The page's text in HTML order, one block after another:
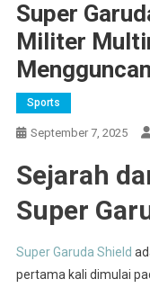
Super
Militer
Sports
September 7, 2025
Sejarah
Super
Super Garuda Shield
pertama kali dimulai